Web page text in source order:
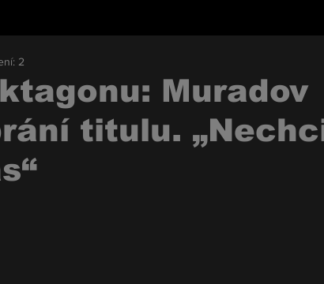
Muradov
titulu.
2